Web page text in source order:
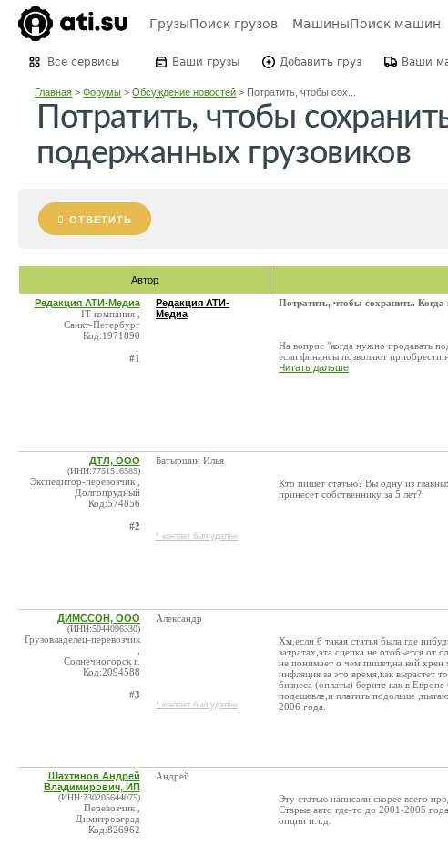
ГрузыПоиск грузов МашиныПоиск машин
Все сервисы Ваши грузы Добавить груз Ваши
Главная >Форумы >Обсуждение новостей > Потратить, чтобы сох...
Потратить, чтобы
подержанных грузовиков
ОТВЕТИТЬ
Автор
Редакция АТИ-Медиа
IT-компания ,
Санкт-Петербург
Код:1971890
#1
Редакция АТИ-
Медиа
Потратить, чтобы сохранить.
На вопрос "когда нужно продавать
если финансы позволяют приобрести
Читать дальше
ДТЛ, ООО
(ИНН:7751516585)
Экспедитор-перевозчик ,
Долгопрудный
Код:574856
#2
Батыршин Илья
* контакт был удален
Кто пишет статью? Вы одну из
принесет собственнику за 5 лет?
ДИМССОН, ООО
(ИНН:5044096330)
Грузовладелец-перевозчик
Солнечногорск г.
Код:2094588
#3
Александр
* контакт был удален
Хм,если б такая статья была где
затратах,эта сцепка не отобьется
не понимает о чем пишет,на кой хрен
инфляция за это время,как вырастет
бизнеса (оплаты) берите как в
подешевле,и платить подольше
2006 года.
Шахтинов Андрей
Владимирович, ИП
(ИНН:730205644075)
Перевозчик ,
Димитровград
Код:826962
Андрей
Эту статью написали скорее всего
Старые авто где-то до 2001-2005
опции и.т.д.